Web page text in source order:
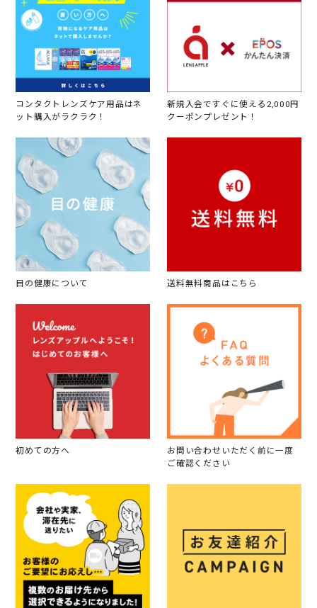
コンタクトレンズケア用品はネ
ット購入がラクラク！
新規入会ですぐに使える2,000円
クーポンプレゼント！
目の健康について 送料無料商品はこちら
初めての方へ
お問い合わせいただく前に一度
ご確認ください